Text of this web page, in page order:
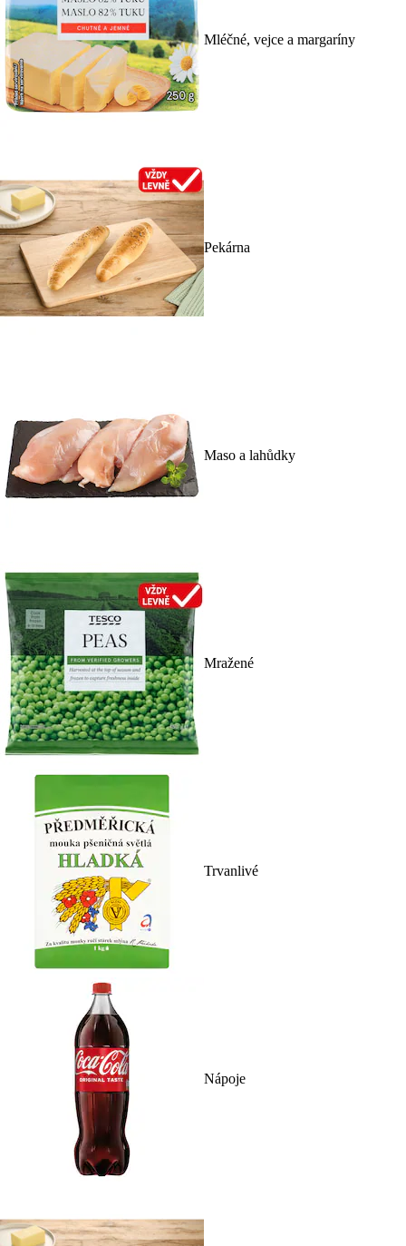
Mléčné, vejce a margaríny
Pekárna
Maso a lahůdky
Mražené
Trvanlivé
Nápoje